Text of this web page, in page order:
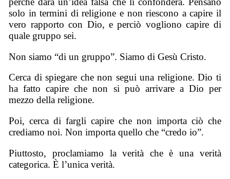
solo in termini di religione e non riescono a capire il
vero rapporto con Dio, e perciò vogliono capire di
quale gruppo sei.
Non siamo “di un gruppo”. Siamo di Gesù Cristo.
Cerca di spiegare che non segui una religione. Dio ti
ha fatto capire che non si può arrivare a Dio per
mezzo della religione.
Poi, cerca di fargli capire che non importa ciò che
crediamo noi. Non importa quello che “credo io”.
Piuttosto, proclamiamo la verità che è una verità
categorica. È l’unica verità.